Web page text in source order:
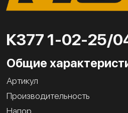
К377 1-02-25/
Общие
Артикул
Производительность
Напор